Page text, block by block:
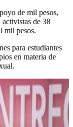
de mil pesos,
de 38
mil pesos.
para estudiantes
en materia de